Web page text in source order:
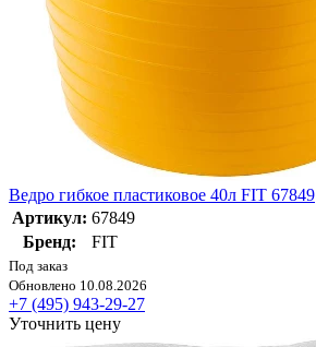
Ведро гибкое пластиковое 40л FIT 67849
Артикул: 67849
Бренд:
FIT
Под заказ
Обновлено 10.08.2026
+7 (495) 943-29-27
Уточнить цену